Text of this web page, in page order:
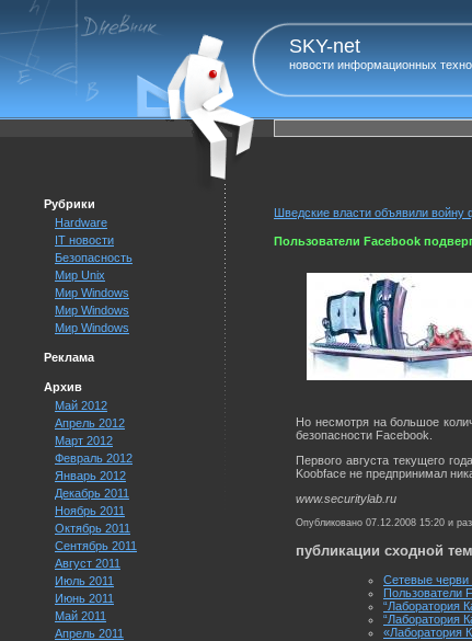
SKY-net
новости информационных
Рубрики
Hardware
IT новости
Безопасность
Мир Unix
Мир Windows
Мир Windows
Мир Windows
Реклама
Архив
Май 2012
Апрель 2012
Март 2012
Февраль 2012
Январь 2012
Декабрь 2011
Ноябрь 2011
Октябрь 2011
Сентябрь 2011
Август 2011
Июль 2011
Июнь 2011
Май 2011
Апрель 2011
Шведские власти объявили войну
Пользователи Facebook
Но несмотря на большое
безопасности Facebook.
Первого августа текущего
Koobface не предпринимал
www.securitylab.ru
Опубликовано 07.12.2008 15:20 и
публикации сходной
Сетевые черви
Пользователи
“Лаборатория
“Лаборатория
«Лаборатория